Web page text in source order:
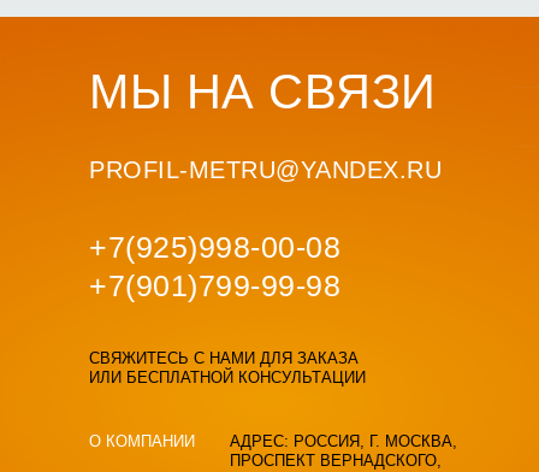
АДРЕС: РОССИЯ, Г. МОСКВА,
ПРОСПЕКТ ВЕРНАДСКОГО,
О КОМПАНИИ
СВЯЖИТЕСЬ С НАМИ ДЛЯ ЗАКАЗА
ИЛИ БЕСПЛАТНОЙ КОНСУЛЬТАЦИИ
+7(925)998-00-08
+7(901)799-99-98
PROFIL-METRU@YANDEX.RU
МЫ НА СВЯЗИ